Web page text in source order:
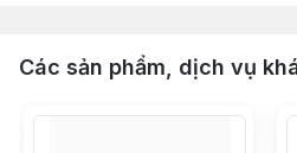
Các sản phẩm, dịch vụ